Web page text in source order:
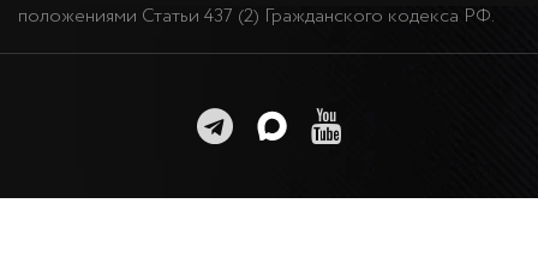
положениями Статьи 437 (2) Гражданского кодекса РФ.